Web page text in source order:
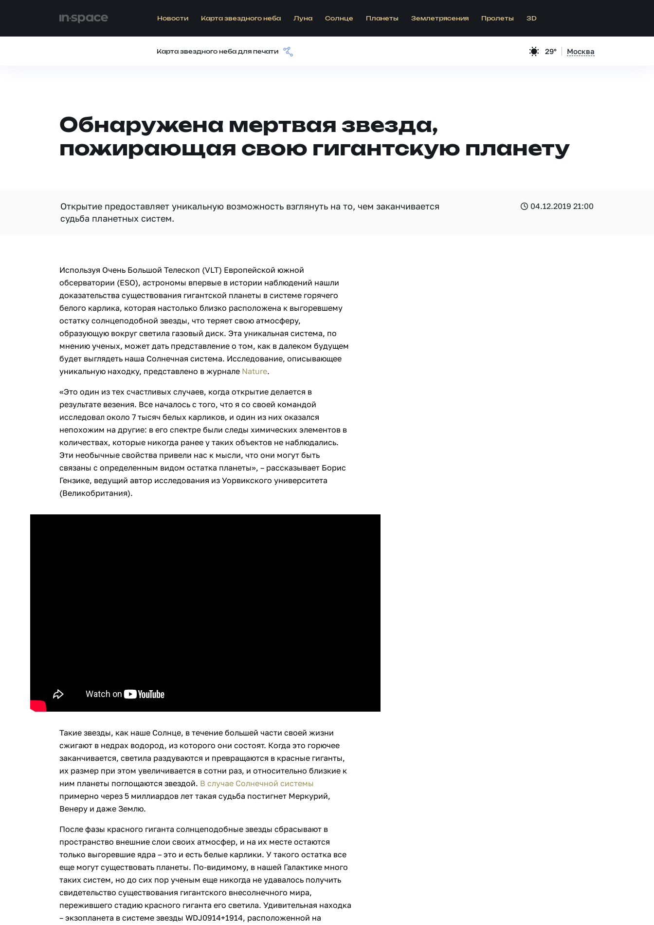
Новости Карта звездного неба Луна Солнце Планеты Землетрясения Пролеты 3D
Карта звездного неба для печати 29° Москва
Обнаружена мертвая звезда,
пожирающая свою гигантскую планету
Открытие предоставляет уникальную возможность взглянуть на то, чем заканчивается
судьба планетных систем.
04.12.2019 21:00
Используя Очень Большой Телескоп (VLT) Европейской южной
обсерватории (ESO), астрономы впервые в истории наблюдений нашли
доказательства существования гигантской планеты в системе горячего
белого карлика, которая настолько близко расположена к выгоревшему
остатку солнцеподобной звезды, что теряет свою атмосферу,
образующую вокруг светила газовый диск. Эта уникальная система, по
мнению ученых, может дать представление о том, как в далеком будущем
будет выглядеть наша Солнечная система. Исследование, описывающее
уникальную находку, представлено в журнале Nature.
«Это один из тех счастливых случаев, когда открытие делается в
результате везения. Все началось с того, что я со своей командой
исследовал около 7 тысяч белых карликов, и один из них оказался
непохожим на другие: в его спектре были следы химических элементов в
количествах, которые никогда ранее у таких объектов не наблюдались.
Эти необычные свойства привели нас к мысли, что они могут быть
связаны с определенным видом остатка планеты», – рассказывает Борис
Гензике, ведущий автор исследования из Уорвикского университета
(Великобритания).
Такие звезды, как наше Солнце, в течение большей части своей жизни
сжигают в недрах водород, из которого они состоят. Когда это горючее
заканчивается, светила раздуваются и превращаются в красные гиганты,
их размер при этом увеличивается в сотни раз, и относительно близкие к
ним планеты поглощаются звездой. В случае Солнечной системы
примерно через 5 миллиардов лет такая судьба постигнет Меркурий,
Венеру и даже Землю.
После фазы красного гиганта солнцеподобные звезды сбрасывают в
пространство внешние слои своих атмосфер, и на их месте остаются
только выгоревшие ядра – это и есть белые карлики. У такого остатка все
еще могут существовать планеты. По-видимому, в нашей Галактике много
таких систем, но до сих пор ученым еще никогда не удавалось получить
свидетельство существования гигантского внесолнечного мира,
пережившего стадию красного гиганта его светила. Удивительная находка
– экзопланета в системе звезды WDJ0914+1914, расположенной на